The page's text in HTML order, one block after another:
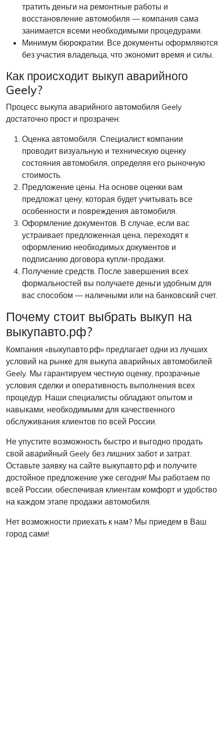
тратить деньги на ремонтные работы и
восстановление автомобиля — компания сама
занимается всеми необходимыми процедурами.
Минимум бюрократии. Все документы оформляются
без участия владельца, что экономит время и силы.
Как происходит выкуп аварийного
Geely?
Процесс выкупа аварийного автомобиля Geely
достаточно прост и прозрачен:
Оценка автомобиля. Специалист компании
проводит визуальную и техническую оценку
состояния автомобиля, определяя его рыночную
стоимость.
Предложение цены. На основе оценки вам
предложат цену, которая будет учитывать все
особенности и повреждения автомобиля.
Оформление документов. В случае, если вас
устраивает предложенная цена, переходят к
оформлению необходимых документов и
подписанию договора купли-продажи.
Получение средств. После завершения всех
формальностей вы получаете деньги удобным для
вас способом — наличными или на банковский счет.
Почему стоит выбрать выкуп на
выкупавто.рф?
Компания «выкупавто.рф» предлагает одни из лучших
условий на рынке для выкупа аварийных автомобилей
Geely. Мы гарантируем честную оценку, прозрачные
условия сделки и оперативность выполнения всех
процедур. Наши специалисты обладают опытом и
навыками, необходимыми для качественного
обслуживания клиентов по всей России.
Не упустите возможность быстро и выгодно продать
свой аварийный Geely без лишних забот и затрат.
Оставьте заявку на сайте выкупавто.рф и получите
достойное предложение уже сегодня! Мы работаем по
всей России, обеспечивая клиентам комфорт и удобство
на каждом этапе продажи автомобиля.
Нет возможности приехать к нам? Мы приедем в Ваш
город сами!